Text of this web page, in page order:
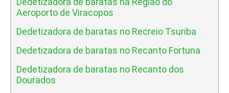
Aeroporto de Viracopos
Dedetizadora de baratas no Recreio Tsuriba
Dedetizadora de baratas no Recanto Fortuna
Dedetizadora de baratas no Recanto dos
Dourados